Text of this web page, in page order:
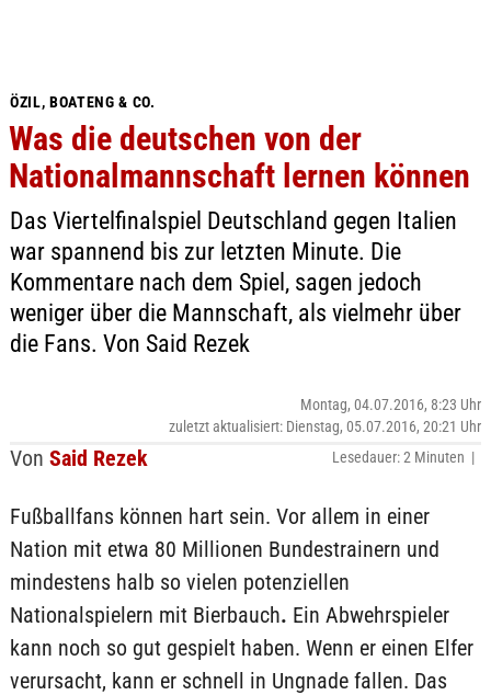
ÖZIL, BOATENG & CO.
Was die deutschen von der
Nationalmannschaft lernen können
Das Viertelfinalspiel Deutschland gegen Italien
war spannend bis zur letzten Minute. Die
Kommentare nach dem Spiel, sagen jedoch
weniger über die Mannschaft, als vielmehr über
die Fans. Von Said Rezek
Von Said Rezek
Montag, 04.07.2016, 8:23 Uhr
zuletzt aktualisiert: Dienstag, 05.07.2016, 20:21 Uhr
Lesedauer: 2 Minuten |
Fußballfans können hart sein. Vor allem in einer
Nation mit etwa 80 Millionen Bundestrainern und
mindestens halb so vielen potenziellen
Nationalspielern mit Bierbauch. Ein Abwehrspieler
kann noch so gut gespielt haben. Wenn er einen Elfer
verursacht, kann er schnell in Ungnade fallen. Das